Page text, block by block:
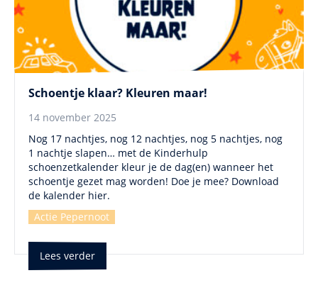
Schoentje klaar? Kleuren maar!
14 november 2025
Nog 17 nachtjes, nog 12 nachtjes, nog 5 nachtjes, nog
1 nachtje slapen… met de Kinderhulp
schoenzetkalender kleur je de dag(en) wanneer het
schoentje gezet mag worden! Doe je mee? Download
de kalender hier.
Actie Pepernoot
Lees verder